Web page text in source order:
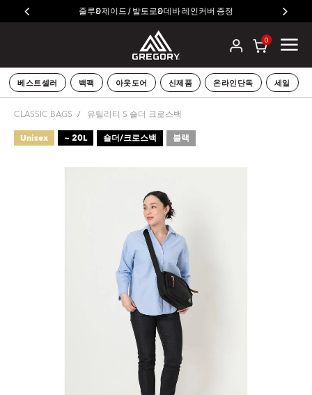
줄루&제이드 / 발토로&데바 레인커버 증정
0
베스트셀러 백팩 아웃도어 신제품 온라인단독 세일
CLASSIC BAGS 유틸리티 S 숄더 크로스백
Unisex ~ 20L 숄더/크로스백 블랙